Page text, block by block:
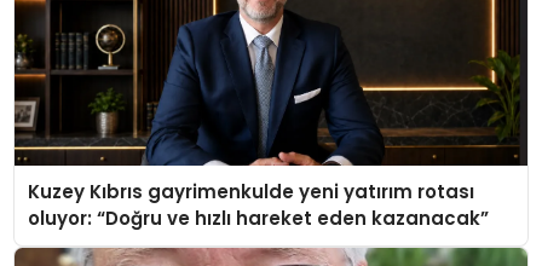
Kuzey Kıbrıs gayrimenkulde yeni yatırım rotası
oluyor: “Doğru ve hızlı hareket eden kazanacak”